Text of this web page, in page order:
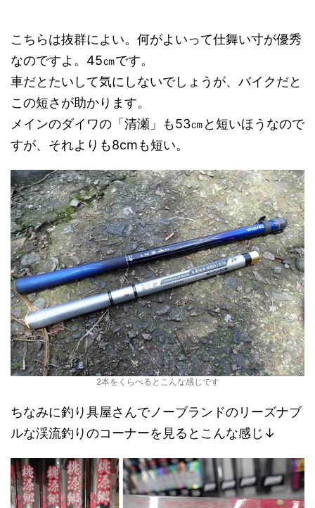
こちらは抜群によい。何がよいって仕舞い寸が優秀
なのですよ。45㎝です。
車だとたいして気にしないでしょうが、バイクだと
この短さが助かります。
メインのダイワの「清瀬」も53㎝と短いほうなので
すが、それよりも8cmも短い。
2本をくらべるとこんな感じです
ちなみに釣り具屋さんでノーブランドのリーズナブ
ルな渓流釣りのコーナーを見るとこんな感じ↓